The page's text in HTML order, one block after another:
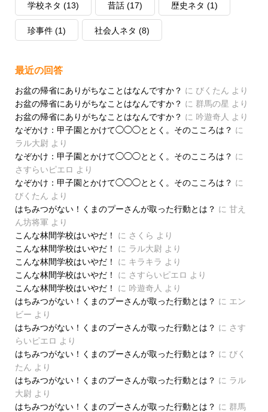
学校ネタ (13) 昔話(17) 歴史ネタ (1)
珍事件(1) 社会人ネタ (8)
最近の回答
お盆の帰省にありがちなことはなんですか？ に びくたん より
お盆の帰省にありがちなことはなんですか？ に 群馬の星 より
お盆の帰省にありがちなことはなんですか？ に 吟遊奇人 より
なぞかけ：甲子園とかけて◯◯◯ととく。そのこころは？ に
ラル大尉より
なぞかけ：甲子園とかけて◯◯◯ととく。そのこころは？ に
さすらいピエロ より
なぞかけ：甲子園とかけて◯◯◯ととく。そのこころは？ に
びくたん より
はちみつがない！くまのプーさんが取った行動とは？ に 甘え
ん坊将軍 より
こんな林間学校はいやだ！
に さくら より
こんな林間学校はいやだ！
に ラル大尉より
こんな林間学校はいやだ！
に キラキラ より
こんな林間学校はいやだ！
に さすらいピエロ より
こんな林間学校はいやだ！
に 吟遊奇人 より
はちみつがない！くまのプーさんが取った行動とは？ に エン
ビー より
はちみつがない！くまのプーさんが取った行動とは？ に さす
らいピエロ より
はちみつがない！くまのプーさんが取った行動とは？ に びく
たん より
はちみつがない！くまのプーさんが取った行動とは？ に ラル
大尉より
はちみつがない！くまのプーさんが取った行動とは？ に 群馬